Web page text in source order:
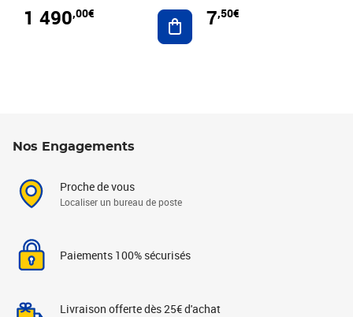
1 490,00€ Ajouter au panier
7,50€
Nos Engagements
Proche de vous
Localiser un bureau de poste
Paiements 100% sécurisés
Livraison offerte dès 25€ d'achat